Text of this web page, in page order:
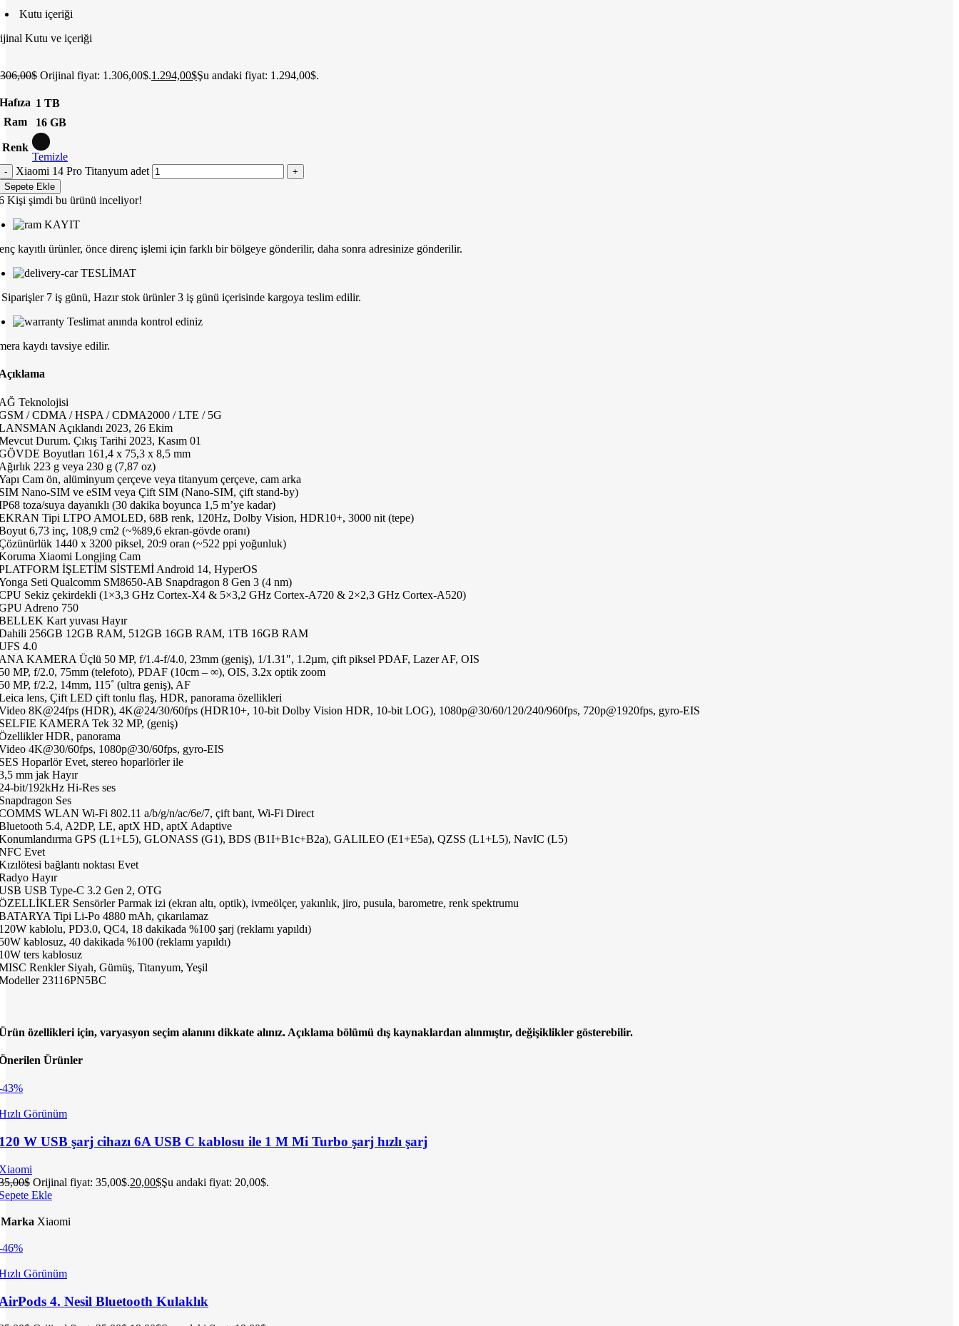
Kutu içeriği
Kutu ve içeriği
$ Orijinal fiyat: 1.306,00$.1.294,00$Şu andaki fiyat: 1.294,00$.
Hafıza 1 TB
Ram
16 GB
Renk
Temizle
Xiaomi 14 Pro Titanyum adet
Sepete Ekle
Kişi şimdi bu ürünü inceliyor!
KAYIT
kayıtlı ürünler, önce direnç işlemi için farklı bir bölgeye gönderilir, daha sonra adresinize gönderilir.
TESLİMAT
7 iş günü, Hazır stok ürünler 3 iş günü içerisinde kargoya teslim edilir.
Teslimat anında kontrol ediniz
kaydı tavsiye edilir.
Teknolojisi
/ CDMA / HSPA / CDMA2000 / LTE / 5G
Açıklandı 2023, 26 Ekim
Durum. Çıkış Tarihi 2023, Kasım 01
Boyutları 161,4 x 75,3 x 8,5 mm
223 g veya 230 g (7,87 oz)
Cam ön, alüminyum çerçeve veya titanyum çerçeve, cam arka
Nano-SIM ve eSIM veya Çift SIM (Nano-SIM, çift stand-by)
toza/suya dayanıklı (30 dakika boyunca 1,5 m’ye kadar)
Tipi LTPO AMOLED, 68B renk, 120Hz, Dolby Vision, HDR10+, 3000 nit (tepe)
6,73 inç, 108,9 cm2 (~%89,6 ekran-gövde oranı)
1440 x 3200 piksel, 20:9 oran (~522 ppi yoğunluk)
Xiaomi Longjing Cam
İŞLETİM SİSTEMİ Android 14, HyperOS
Seti Qualcomm SM8650-AB Snapdragon 8 Gen 3 (4 nm)
Sekiz çekirdekli (1×3,3 GHz Cortex-X4 & 5×3,2 GHz Cortex-A720 & 2×2,3 GHz Cortex-A520)
Adreno 750
Kart yuvası Hayır
256GB 12GB RAM, 512GB 16GB RAM, 1TB 16GB RAM
4.0
KAMERA Üçlü 50 MP, f/1.4-f/4.0, 23mm (geniş), 1/1.31″, 1.2µm, çift piksel PDAF, Lazer AF, OIS
MP, f/2.0, 75mm (telefoto), PDAF (10cm – ∞), OIS, 3.2x optik zoom
MP, f/2.2, 14mm, 115˚ (ultra geniş), AF
lens, Çift LED çift tonlu flaş, HDR, panorama özellikleri
8K@24fps (HDR), 4K@24/30/60fps (HDR10+, 10-bit Dolby Vision HDR, 10-bit LOG), 1080p@30/60/120/240/960fps, 720p@1920fps, gyro-EIS
KAMERA Tek 32 MP, (geniş)
HDR, panorama
4K@30/60fps, 1080p@30/60fps, gyro-EIS
Hoparlör Evet, stereo hoparlörler ile
mm jak Hayır
bit/192kHz Hi-Res ses
Ses
WLAN Wi-Fi 802.11 a/b/g/n/ac/6e/7, çift bant, Wi-Fi Direct
5.4, A2DP, LE, aptX HD, aptX Adaptive
GPS (L1+L5), GLONASS (G1), BDS (B1I+B1c+B2a), GALILEO (E1+E5a), QZSS (L1+L5), NavIC (L5)
Evet
bağlantı noktası Evet
Hayır
USB Type-C 3.2 Gen 2, OTG
Sensörler Parmak izi (ekran altı, optik), ivmeölçer, yakınlık, jiro, pusula, barometre, renk spektrumu
Tipi Li-Po 4880 mAh, çıkarılamaz
kablolu, PD3.0, QC4, 18 dakikada %100 şarj (reklamı yapıldı)
kablosuz, 40 dakikada %100 (reklamı yapıldı)
ters kablosuz
Renkler Siyah, Gümüş, Titanyum, Yeşil
23116PN5BC
özellikleri için, varyasyon seçim alanını dikkate alınız. Açıklama bölümü dış kaynaklardan alınmıştır, değişiklikler gösterebilir.
Ürünler
43%
Görünüm
W USB şarj cihazı 6A USB C kablosu ile 1 M Mi Turbo şarj hızlı şarj
$ Orijinal fiyat: 35,00$.20,00$Şu andaki fiyat: 20,00$.
Ekle
Marka Xiaomi
46%
Görünüm
4. Nesil Bluetooth Kulaklık